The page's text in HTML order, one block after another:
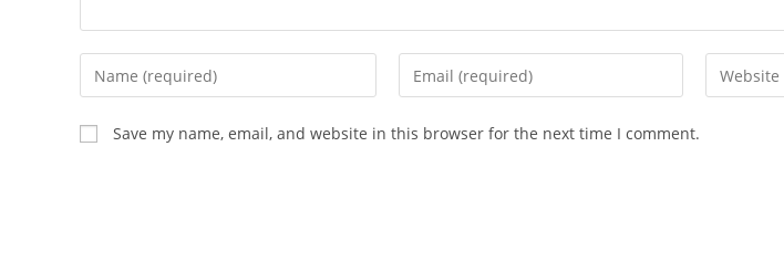
Enter
your
name
or
Enter
your
Enter
your
Save my name, email, and website in this browser for the next time I comment.